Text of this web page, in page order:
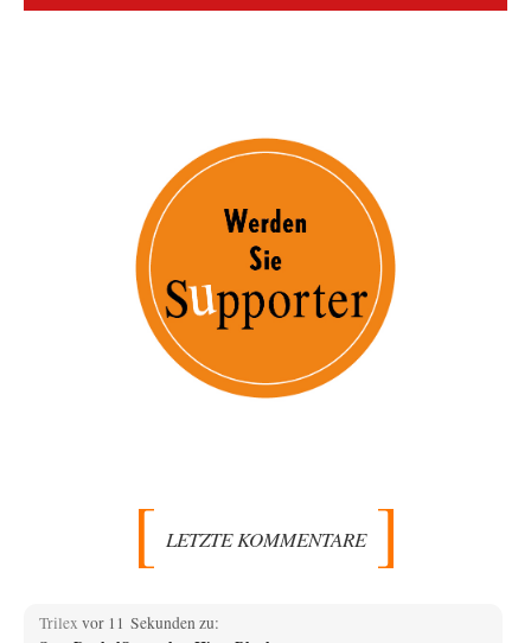
LETZTE KOMMENTARE
Trilex vor 11 Sekunden zu: